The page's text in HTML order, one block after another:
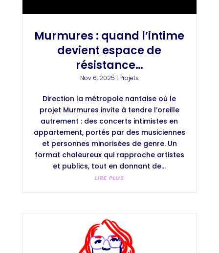
Murmures : quand l’intime
devient espace de
résistance…
Nov 6, 2025 | Projets
Direction la métropole nantaise où le
projet Murmures invite à tendre l’oreille
autrement : des concerts intimistes en
appartement, portés par des musiciennes
et personnes minorisées de genre. Un
format chaleureux qui rapproche artistes
et publics, tout en donnant de...
LIRE PLUS